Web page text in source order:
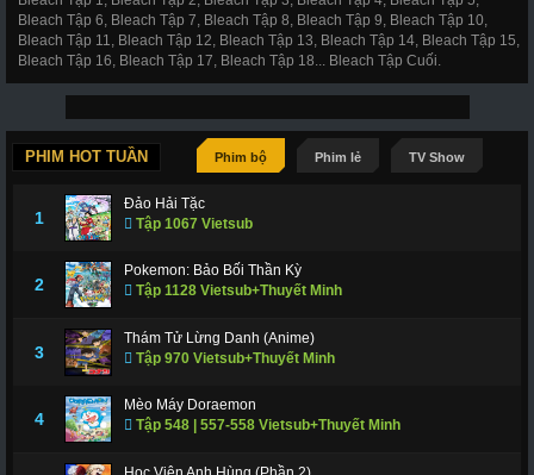
Bleach Tập 6, Bleach Tập 7, Bleach Tập 8, Bleach Tập 9, Bleach Tập 10,
Bleach Tập 11, Bleach Tập 12, Bleach Tập 13, Bleach Tập 14, Bleach Tập 15,
Bleach Tập 16, Bleach Tập 17, Bleach Tập 18... Bleach Tập Cuối.
PHIM HOT TUẦN Phim bộ Phim lẻ TV Show
1
Đảo Hải Tặc
Tập 1067 Vietsub
2
Pokemon: Bảo Bối Thần Kỳ
Tập 1128 Vietsub+Thuyết Minh
3
Thám Tử Lừng Danh (Anime)
Tập 970 Vietsub+Thuyết Minh
4
Mèo Máy Doraemon
Tập 548 | 557-558 Vietsub+Thuyết Minh